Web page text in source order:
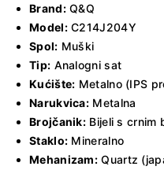
Brand:Q&Q
Model:C214J204Y
Spol: Muški
Tip: Analogni sat
Kućište: Metalno (IPS
Narukvica: Metalna
Brojčanik: Bijeli s crnim
Staklo: Mineralno
Mehanizam: Quartz